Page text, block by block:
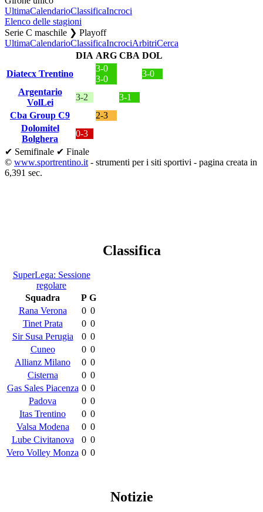
UltimaCalendarioClassificaIncroci
Elenco delle stagioni
Serie C maschile ❯ Playoff
UltimaCalendarioClassificaIncrociArbitriCerca
DIA ARG CBA DOL
Diatecx Trentino
3-0
3-0
3-0
Argentario
VolLei
3-2
3-1
Cba Group C9
2-3
Dolomitel
Bolghera
0-3
✔ Semifinale ✔ Finale
© www.sportrentino.it - strumenti per i siti sportivi - pagina creata in
6,391 sec.
Classifica
SuperLega: Sessione
regolare
Squadra
P G
Rana Verona
0 0
Tinet Prata
0 0
Sir Susa Perugia
0 0
Cuneo
0 0
Allianz Milano
0 0
Cisterna
0 0
Gas Sales Piacenza 0 0
Padova
0 0
Itas Trentino
0 0
Valsa Modena
0 0
Lube Civitanova
0 0
Vero Volley Monza 0 0
Notizie